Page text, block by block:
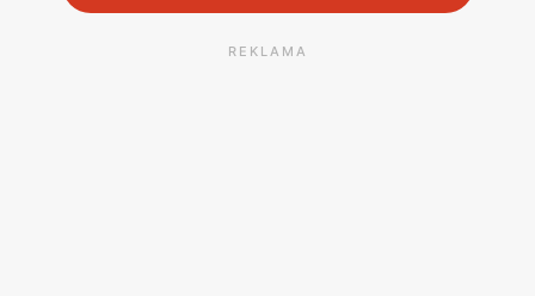
REKLAMA